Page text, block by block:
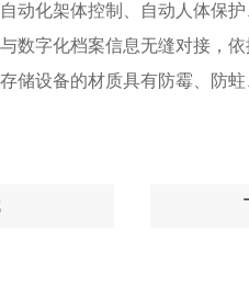
动化架体控制、自动人体保
数字化档案信息无缝对接，
储设备的材质具有防霉、防